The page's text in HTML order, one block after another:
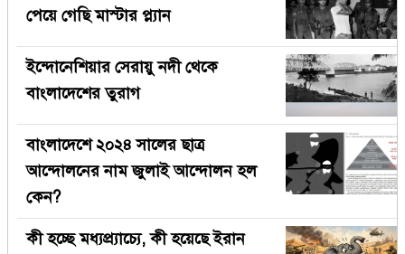
পেয়ে গেছি মাস্টার প্ল্যান
ইন্দোনেশিয়ার সেরায়ু নদী থেকে
বাংলাদেশের তুরাগ
বাংলাদেশে ২০২৪ সালের ছাত্র
আন্দোলনের নাম জুলাই আন্দোলন হল
কেন?
কী হচ্ছে মধ্যপ্র্যাচ্যে, কী হয়েছে ইরান